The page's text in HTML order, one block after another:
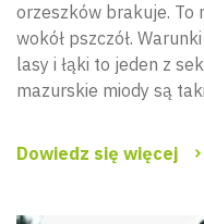
orzeszków brakuje. To
wokół pszczół.
lasy i łąki to jeden z
mazurskie miody są
Dowiedz się więcej